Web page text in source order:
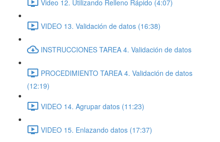
Video 12. Utilizando Relleno Rápido (4:07)
VIDEO 13. Validación de datos (16:38)
INSTRUCCIONES TAREA 4. Validación de datos
PROCEDIMIENTO TAREA 4. Validación de datos
(12:19)
VIDEO 14. Agrupar datos (11:23)
VIDEO 15. Enlazando datos (17:37)